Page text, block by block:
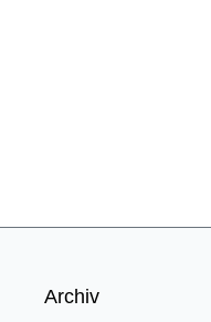
Archiv